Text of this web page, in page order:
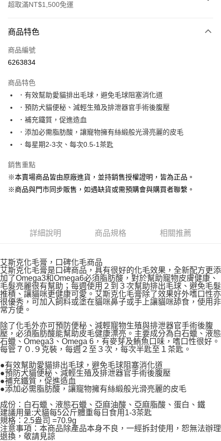
超取滿NT$1,500免運
信用卡一次付款
超商取貨付款
Apple Pay
街口支付
悠遊付
Google Pay
ATM付款
每筆NT$80，滿NT$1,500(含以上)免運費
每筆NT$60，滿NT$1,500(含以上)免運費
【7-11】取貨付款1500免運
每筆NT$80，滿NT$1,500(含以上)免運費
每筆NT$60，滿NT$1,500(含以上)免運費
宅配【全館滿1500免運】
每筆NT$85，滿NT$1,500(含以上)免運費
【宅配-貨到付款】1500免運
商品特色
商品編號
6263834
商品特色
．有效幫助愛貓排出毛球，避免毛球阻塞消化道
．預防犬貓便秘、減輕生殖及排泄器官手術後腹壓
．補充鐵質，促進造血
．添加必需脂肪酸，讓寵物擁有絲緞般光滑亮麗的皮毛
．每星期2-3次、每次0.5-1茶匙
銷售重點
※本賣場商品皆由原廠進貨，並持銷售授權證明，皆為正品。
※商品與門市同步販售，如遇缺貨或需預購會與購買者聯繫。
詳細說明 商品規格 相關推薦
艾斯克化毛膏，口碑化毛商品
艾斯克化毛膏是口碑商品，具有很好的化毛效果，全新配方更添
加了Omega3和Omega6必須脂肪酸，對於幫助寵物皮膚健康、
毛髮亮麗很有幫助；每週使用２到３次幫助排出毛球、避免毛髮
推積、讓貓咪更健康可愛。艾斯克化毛膏除了效果好外嗜口性亦
很優秀，可加入飼料或塗在貓咪鼻子或手上讓貓咪舔食，使用非
常方便。
除了化毛外亦可預防便秘、減輕寵物生殖與排泄器官手術後腹
壓，必須脂肪酸能幫助皮毛健康漂亮。主要成分為白石蠟、液態
石蠟、Omega3、Omega 6，有麥芽及鮪魚口味，嗜口性很好。
每管７０.９克裝，每週２至３次，每次半匙至１茶匙。
●有效幫助愛貓排出毛球，避免毛球阻塞消化道
●預防犬貓便秘、減輕生殖及排泄器官手術後腹壓
●補充鐵質，促進造血
●添加必需脂肪酸，讓寵物擁有絲緞般光滑亮麗的皮毛
成份：白石蠟、液態石蠟、亞麻油酸、亞麻脂酸、蛋白、鐵
建議用量:犬貓每5公斤體重每日食用1-3茶匙
規格：2.5盎司 =70.9g
注意事項：本商品除產品本身不良，一經拆封使用，恕無法辦理
退換，敬請見諒